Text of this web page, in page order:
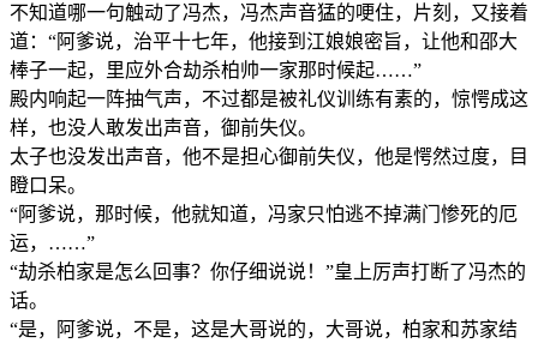
不知道哪一句触动了冯杰，冯杰声音猛的哽住，片刻，又接着
道：“阿爹说，治平十七年，他接到江娘娘密旨，让他和邵大
棒子一起，里应外合劫杀柏帅一家那时候起……”
殿内响起一阵抽气声，不过都是被礼仪训练有素的，惊愕成这
样，也没人敢发出声音，御前失仪。
太子也没发出声音，他不是担心御前失仪，他是愕然过度，目
瞪口呆。
“阿爹说，那时候，他就知道，冯家只怕逃不掉满门惨死的厄
运，……”
“劫杀柏家是怎么回事？你仔细说说！”皇上厉声打断了冯杰的
话。
“是，阿爹说，不是，这是大哥说的，大哥说，柏家和苏家结